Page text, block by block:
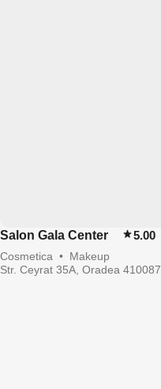
Salon Gala Center 5.00
Cosmetica • Makeup
Str. Ceyrat 35A, Oradea 410087